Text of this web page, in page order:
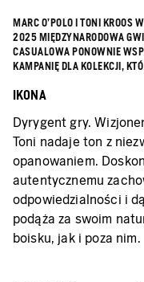
MARC O'POLO I TONI KROOS
2025 MIĘDZYNARODOWA
CASUALOWA PONOWNIE
KAMPANIĘ DLA KOLEKCJI,
IKONA
Dyrygent gry.
Toni nadaje ton z
opanowaniem.
autentycznemu
odpowiedzialności i
podąża za swoim
boisku, jak i poza nim.